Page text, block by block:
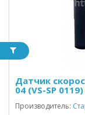
Датчик
04 (VS-SP
Производитель: